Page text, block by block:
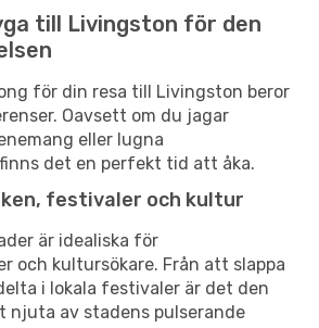
till Livingston för den
för din resa till Livingston beror
Oavsett om du jagar
eller lugna
det en perfekt tid att åka.
festivaler och kultur
är idealiska för
och kultursökare. Från att slappa
i lokala festivaler är det den
njuta av stadens pulserande